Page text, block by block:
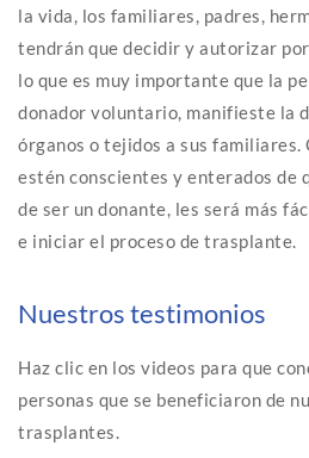
la vida, los familiares, padres,
tendrán que decidir y autorizar
lo que es muy importante que la
donador voluntario, manifieste la
órganos o tejidos a sus familiares.
estén conscientes y enterados de
de ser un donante, les será más
e iniciar el proceso de trasplante.
Nuestros testimonios
Haz clic en los videos para que
personas que se beneficiaron de
trasplantes.